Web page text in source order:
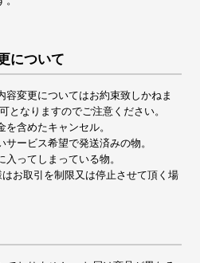
について
容変更についてはお約束致しかねま
となりますのでご注意ください。
を含めたキャンセル。
サービス希望で発送済みの物。
入ってしまっている物。
お取引を制限又は停止させて頂く場